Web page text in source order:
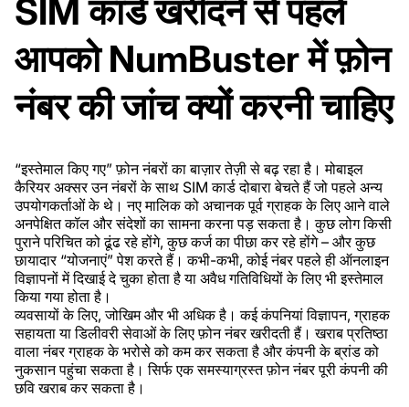
SIM कार्ड खरीदने से पहले
आपको NumBuster में फ़ोन
नंबर की जांच क्यों करनी चाहिए
“इस्तेमाल किए गए” फ़ोन नंबरों का बाज़ार तेज़ी से बढ़ रहा है। मोबाइल
कैरियर अक्सर उन नंबरों के साथ SIM कार्ड दोबारा बेचते हैं जो पहले अन्य
उपयोगकर्ताओं के थे। नए मालिक को अचानक पूर्व ग्राहक के लिए आने वाले
अनपेक्षित कॉल और संदेशों का सामना करना पड़ सकता है। कुछ लोग किसी
पुराने परिचित को ढूंढ रहे होंगे, कुछ कर्ज का पीछा कर रहे होंगे – और कुछ
छायादार “योजनाएं” पेश करते हैं। कभी-कभी, कोई नंबर पहले ही ऑनलाइन
विज्ञापनों में दिखाई दे चुका होता है या अवैध गतिविधियों के लिए भी इस्तेमाल
किया गया होता है।
व्यवसायों के लिए, जोखिम और भी अधिक है। कई कंपनियां विज्ञापन, ग्राहक
सहायता या डिलीवरी सेवाओं के लिए फ़ोन नंबर खरीदती हैं। खराब प्रतिष्ठा
वाला नंबर ग्राहक के भरोसे को कम कर सकता है और कंपनी के ब्रांड को
नुकसान पहुंचा सकता है। सिर्फ एक समस्याग्रस्त फ़ोन नंबर पूरी कंपनी की
छवि खराब कर सकता है।